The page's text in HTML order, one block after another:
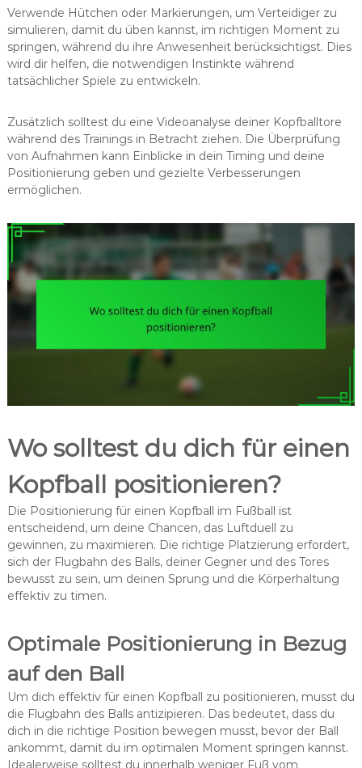
Verwende Hütchen oder Markierungen, um Verteidiger zu
simulieren, damit du üben kannst, im richtigen Moment zu
springen, während du ihre Anwesenheit berücksichtigst. Dies
wird dir helfen, die notwendigen Instinkte während
tatsächlicher Spiele zu entwickeln.
Zusätzlich solltest du eine Videoanalyse deiner Kopfballtore
während des Trainings in Betracht ziehen. Die Überprüfung
von Aufnahmen kann Einblicke in dein Timing und deine
Positionierung geben und gezielte Verbesserungen
ermöglichen.
Wo solltest du dich für einen
Kopfball positionieren?
Die Positionierung für einen Kopfball im Fußball ist
entscheidend, um deine Chancen, das Luftduell zu
gewinnen, zu maximieren. Die richtige Platzierung erfordert,
sich der Flugbahn des Balls, deiner Gegner und des Tores
bewusst zu sein, um deinen Sprung und die Körperhaltung
effektiv zu timen.
Optimale Positionierung in Bezug
auf den Ball
Um dich effektiv für einen Kopfball zu positionieren, musst du
die Flugbahn des Balls antizipieren. Das bedeutet, dass du
dich in die richtige Position bewegen musst, bevor der Ball
ankommt, damit du im optimalen Moment springen kannst.
Idealerweise solltest du innerhalb weniger Fuß vom